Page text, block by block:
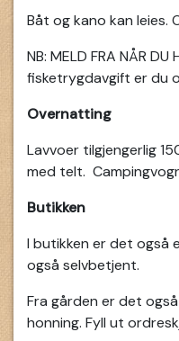
Båt og kano kan leies.
NB: MELD FRA NÅR DU
fisketrygdavgift er du
Overnatting
Lavvoer tilgjengerlig
med telt.
Butikken
I butikken er det også
også selvbetjent.
Fra gården er det
honning. Fyll ut